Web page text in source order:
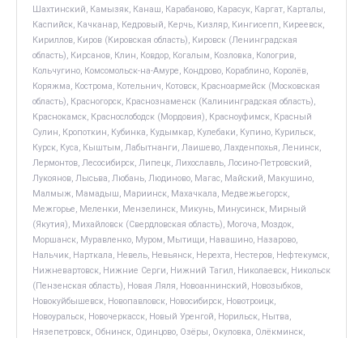
Шахтинский, Камызяк, Канаш, Карабаново, Карасук, Каргат, Карталы,
Каспийск, Качканар, Кедровый, Керчь, Кизляр, Кингисепп, Киреевск,
Кириллов, Киров (Кировская область), Кировск (Ленинградская
область), Кирсанов, Клин, Ковдор, Когалым, Козловка, Кологрив,
Кольчугино, Комсомольск-на-Амуре, Кондрово, Кораблино, Королёв,
Коряжма, Кострома, Котельнич, Котовск, Красноармейск (Московская
область), Красногорск, Краснознаменск (Калининградская область),
Краснокамск, Краснослободск (Мордовия), Красноуфимск, Красный
Сулин, Кропоткин, Кубинка, Кудымкар, Кулебаки, Купино, Курильск,
Курск, Куса, Кыштым, Лабытнанги, Лаишево, Лахденпохья, Ленинск,
Лермонтов, Лесосибирск, Липецк, Лихославль, Лосино-Петровский,
Лукоянов, Лысьва, Любань, Людиново, Магас, Майский, Макушино,
Малмыж, Мамадыш, Мариинск, Махачкала, Медвежьегорск,
Межгорье, Меленки, Мензелинск, Микунь, Минусинск, Мирный
(Якутия), Михайловск (Свердловская область), Могоча, Моздок,
Моршанск, Муравленко, Муром, Мытищи, Навашино, Назарово,
Нальчик, Нарткала, Невель, Невьянск, Нерехта, Нестеров, Нефтекумск,
Нижневартовск, Нижние Серги, Нижний Тагил, Николаевск, Никольск
(Пензенская область), Новая Ляля, Новоаннинский, Новозыбков,
Новокуйбышевск, Новопавловск, Новосибирск, Новотроицк,
Новоуральск, Новочеркасск, Новый Уренгой, Норильск, Нытва,
Нязепетровск, Обнинск, Одинцово, Озёры, Окуловка, Олёкминск,